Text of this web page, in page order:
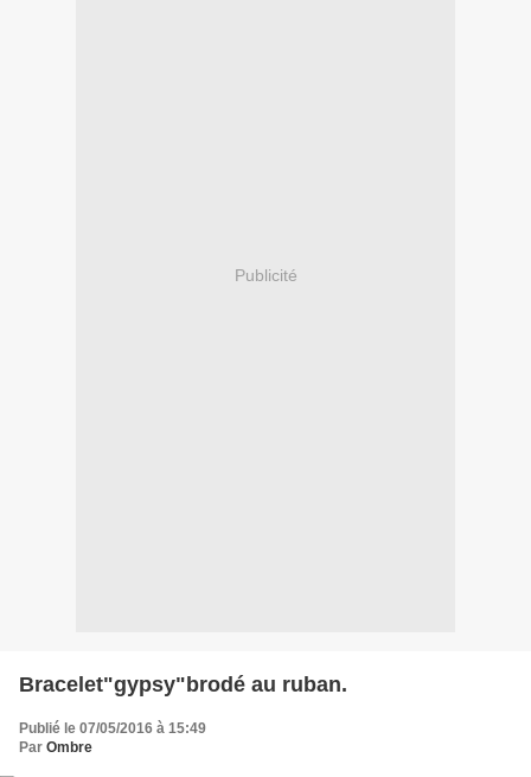
Publicité
Bracelet"gypsy"brodé au ruban.
Publié le 07/05/2016 à 15:49
Par Ombre